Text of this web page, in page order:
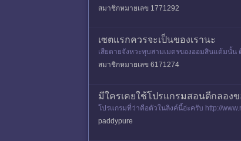
ห้ถน
สมาชิกหมายเลข 1771292
เซตแรกควรจะเป็นของเรานะ
เสียดายจังหวะทุบสามเมตรของออมสินแต้มนั้น
งไก่ เตยก็คือวืดไปห
สมาชิกหมายเลข 6171274
มีใครเคยใช้โปรแกรมสอนตีกลอง
โปรแกรมที่ว่าคือตัวในลิงค์นี้อ่ะครับ http://
csd 130 ราคาปร
paddypure